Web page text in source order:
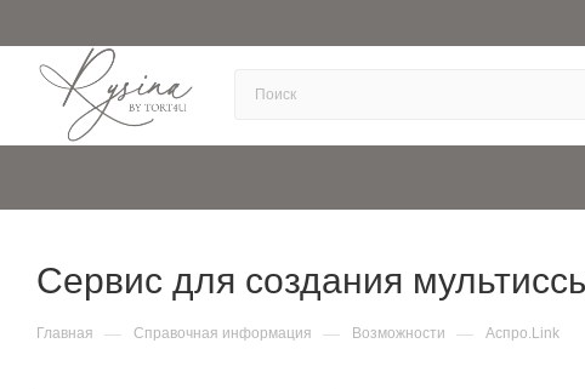
Сервис для создания
Главная — Справочная информация — Возможности — Аспро.Link